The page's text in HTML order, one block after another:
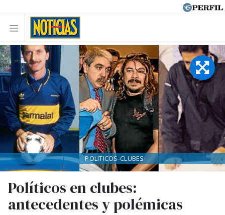
Políticos en clubes:
antecedentes y polémicas
POLITICOS-CLUBES